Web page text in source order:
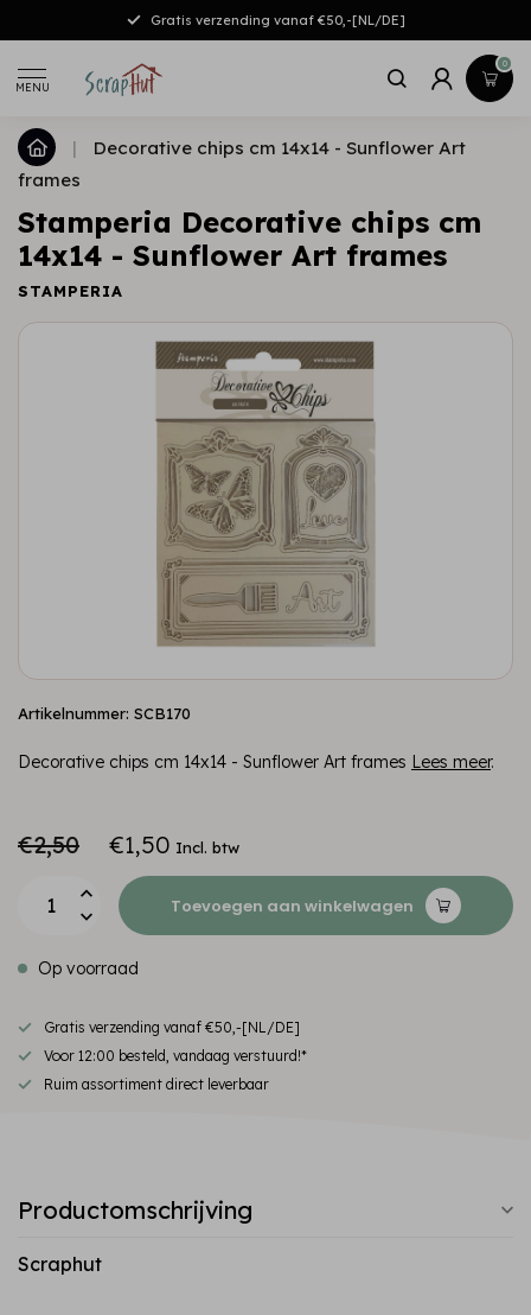
Gratis verzending vanaf €50,-[NL/DE]
MENU
0
|
Decorative chips cm 14x14 - Sunflower Art
frames
Stamperia Decorative chips cm
14x14 - Sunflower Art frames
STAMPERIA
Artikelnummer: SCB170
Decorative chips cm 14x14 - Sunflower Art frames Lees meer.
€2,50 €1,50 Incl. btw
Toevoegen aan winkelwagen
Op voorraad
Gratis verzending vanaf €50,-[NL/DE]
Voor 12:00 besteld, vandaag verstuurd!*
Ruim assortiment direct leverbaar
Productomschrijving
Scraphut